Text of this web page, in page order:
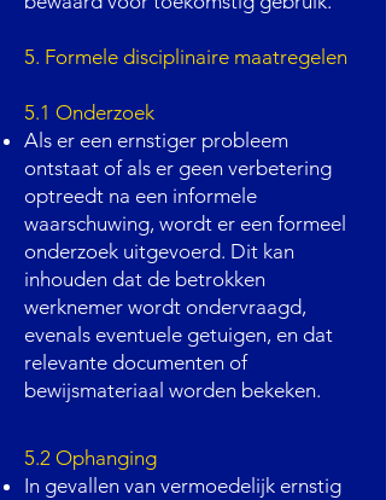
5. Formele disciplinaire maatregelen
5.1 Onderzoek
Als er een ernstiger probleem
ontstaat of als er geen verbetering
optreedt na een informele
waarschuwing, wordt er een formeel
onderzoek uitgevoerd. Dit kan
inhouden dat de betrokken
werknemer wordt ondervraagd,
evenals eventuele getuigen, en dat
relevante documenten of
bewijsmateriaal worden bekeken.
5.2 Ophanging
In gevallen van vermoedelijk ernstig